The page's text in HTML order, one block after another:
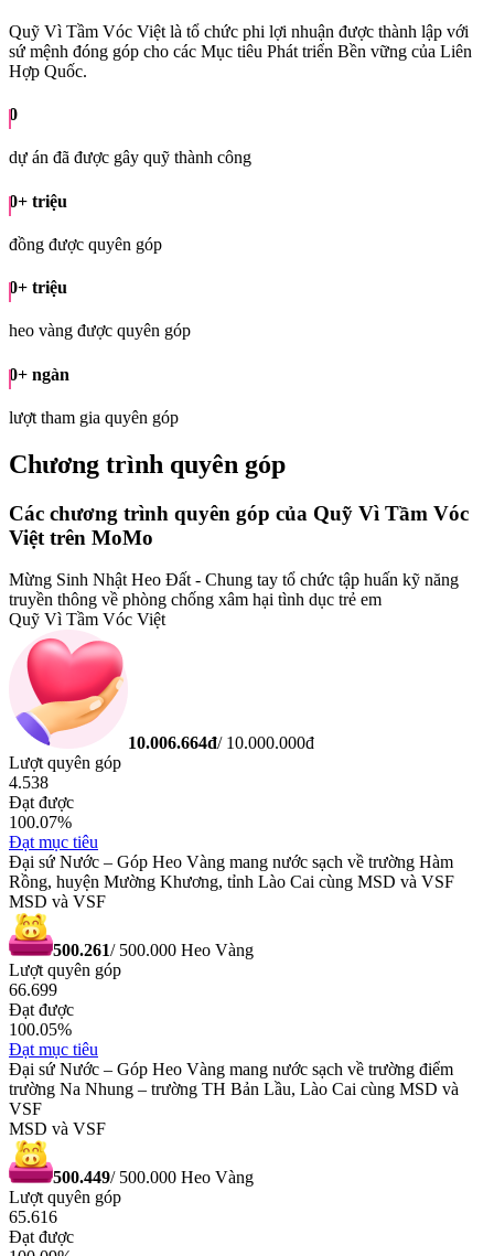
Quỹ Vì Tầm Vóc Việt là tổ chức phi lợi nhuận được thành lập với
sứ mệnh đóng góp cho các Mục tiêu Phát triển Bền vững của Liên
Hợp Quốc.
0
dự án đã được gây quỹ thành công
0+ triệu
đồng được quyên góp
0+ triệu
heo vàng được quyên góp
0+ ngàn
lượt tham gia quyên góp
Chương trình quyên góp
Các chương trình quyên góp của Quỹ Vì Tầm Vóc
Việt trên MoMo
Mừng Sinh Nhật Heo Đất - Chung tay tổ chức tập huấn kỹ năng
truyền thông về phòng chống xâm hại tình dục trẻ em
Quỹ Vì Tầm Vóc Việt
10.006.664đ/ 10.000.000đ
Lượt quyên góp
4.538
Đạt được
100.07%
Đạt mục tiêu
Đại sứ Nước – Góp Heo Vàng mang nước sạch về trường Hàm
Rồng, huyện Mường Khương, tỉnh Lào Cai cùng MSD và VSF
MSD và VSF
500.261/ 500.000 Heo Vàng
Lượt quyên góp
66.699
Đạt được
100.05%
Đạt mục tiêu
Đại sứ Nước – Góp Heo Vàng mang nước sạch về trường điểm
trường Na Nhung – trường TH Bản Lầu, Lào Cai cùng MSD và
VSF
MSD và VSF
500.449/ 500.000 Heo Vàng
Lượt quyên góp
65.616
Đạt được